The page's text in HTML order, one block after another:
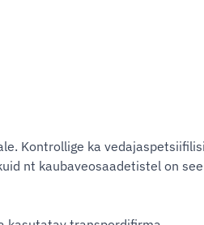
Kontrollige ka
nt kaubaveosaadetistel on